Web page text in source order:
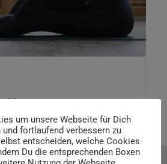
Hormon
/ Hormon
Ausbildung
um unsere Webseite für Dich
fortlaufend verbessern zu
entscheiden, welche Cookies
Du die entsprechenden Boxen